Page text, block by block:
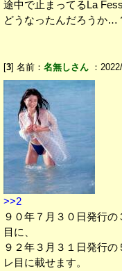
途中で止まってるLa
どうなったんだろうか…
[3] 名前： 名無しさん ：
>>2
９０年７月３０日発行
目に、
９２年３月３１日発行
レ目に載せます。